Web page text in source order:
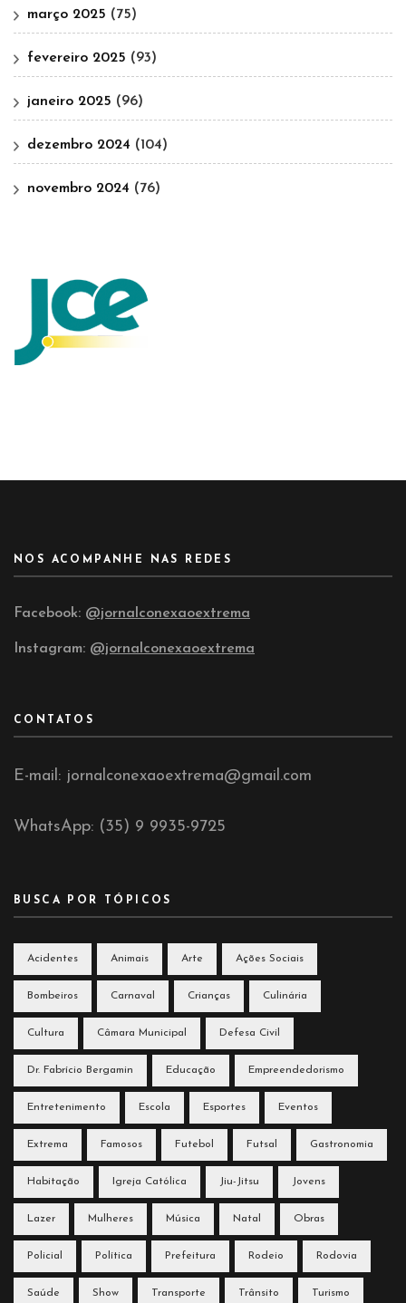
março 2025 (75)
fevereiro 2025 (93)
janeiro 2025 (96)
dezembro 2024 (104)
novembro 2024 (76)
NOS ACOMPANHE NAS REDES
Facebook: @jornalconexaoextrema
Instagram: @jornalconexaoextrema
CONTATOS
E-mail: jornalconexaoextrema@gmail.com
WhatsApp: (35) 9 9935-9725
BUSCA POR TÓPICOS
Acidentes Animais Arte Ações Sociais
Bombeiros Carnaval Crianças Culinária
Cultura Câmara Municipal Defesa Civil
Dr. Fabrício Bergamin Educação Empreendedorismo
Entretenimento Escola Esportes Eventos
Extrema Famosos Futebol Futsal Gastronomia
Habitação Igreja Católica Jiu-Jitsu Jovens
Lazer Mulheres Música Natal Obras
Policial Política Prefeitura Rodeio Rodovia
Saúde Show Transporte Trânsito Turismo